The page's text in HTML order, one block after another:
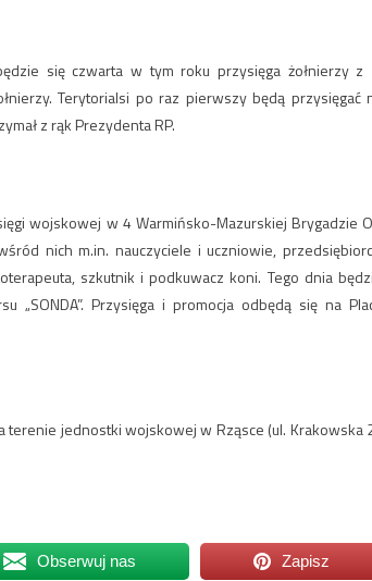
się czwarta w tym roku przysięga żołnierzy z
Terytorialsi po raz pierwszy będą przysięgać
z rąk Prezydenta RP.
wojskowej w 4 Warmińsko-Mazurskiej Brygadzie
nich m.in. nauczyciele i uczniowie,
szkutnik i podkuwacz koni. Tego dnia
„SONDA”. Przysięga i promocja odbędą się na
terenie jednostki wojskowej w Rząsce (ul. Krakowska
Obserwuj nas Zapisz